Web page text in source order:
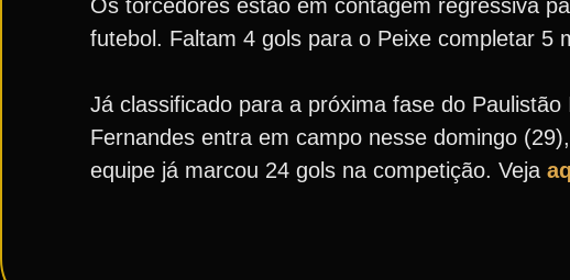
Os torcedores estão em contagem regressiva
futebol. Faltam 4 gols para o Peixe completar 5
Já classificado para a próxima fase do
Fernandes entra em campo nesse domingo
equipe já marcou 24 gols na competição. Veja